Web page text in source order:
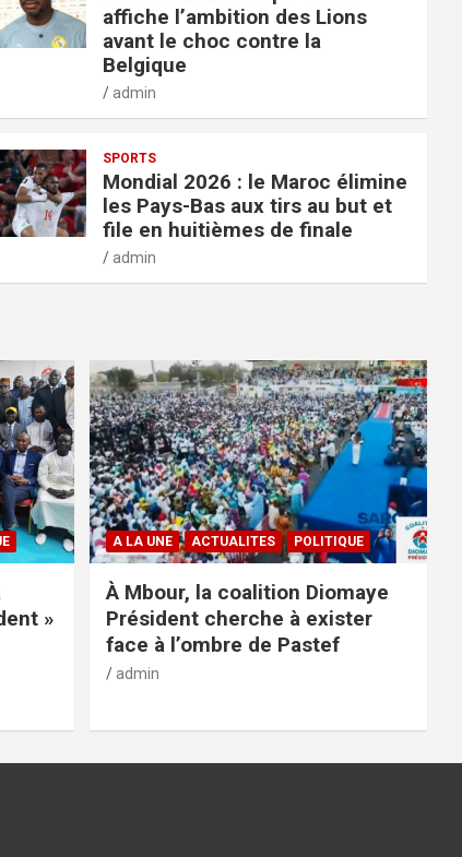
affiche l’ambition des Lions
avant le choc contre la
Belgique
admin
SPORTS
Mondial 2026 : le Maroc élimine
les Pays-Bas aux tirs au but et
file en huitièmes de finale
admin
»
A LA UNE ACTUALITES POLITIQUE
À Mbour, la coalition Diomaye
Président cherche à exister
face à l’ombre de Pastef
admin